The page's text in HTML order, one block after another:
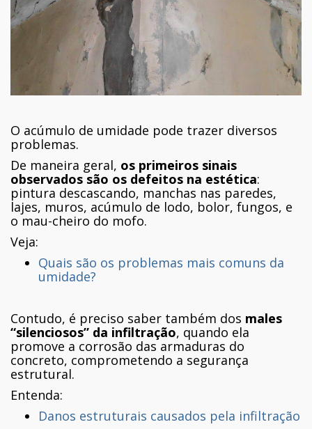
O acúmulo de umidade pode trazer diversos
problemas.
De maneira geral, os primeiros sinais
observados são os defeitos na estética:
pintura descascando, manchas nas paredes,
lajes, muros, acúmulo de lodo, bolor, fungos, e
o mau-cheiro do mofo.
Veja:
Quais são os problemas mais comuns da
umidade?
Contudo, é preciso saber também dos males
“silenciosos” da infiltração, quando ela
promove a corrosão das armaduras do
concreto, comprometendo a segurança
estrutural.
Entenda:
Danos estruturais causados pela infiltração